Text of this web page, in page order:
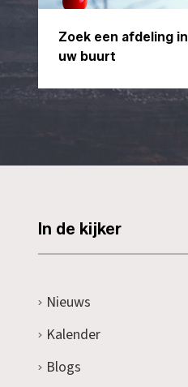
Zoek een afdeling in
uw buurt
In de kijker
Nieuws
Kalender
Blogs